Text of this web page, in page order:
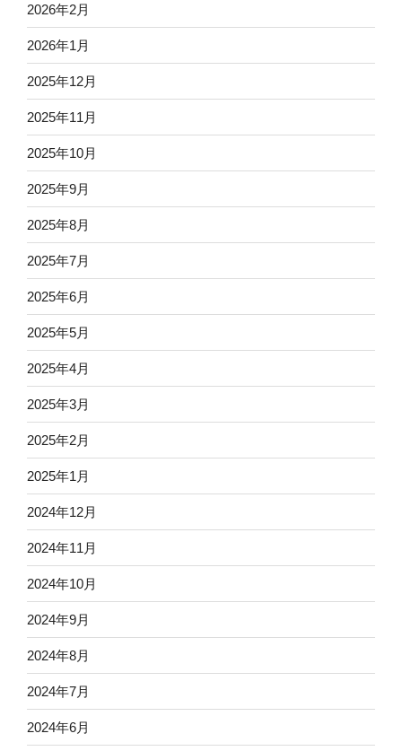
2026年2月
2026年1月
2025年12月
2025年11月
2025年10月
2025年9月
2025年8月
2025年7月
2025年6月
2025年5月
2025年4月
2025年3月
2025年2月
2025年1月
2024年12月
2024年11月
2024年10月
2024年9月
2024年8月
2024年7月
2024年6月